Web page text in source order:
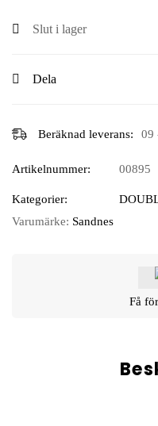
Slut i lager
Dela
Beräknad leverans: 09
Artikelnummer: 00895
Kategorier:
Varumärke: Sandnes
Få